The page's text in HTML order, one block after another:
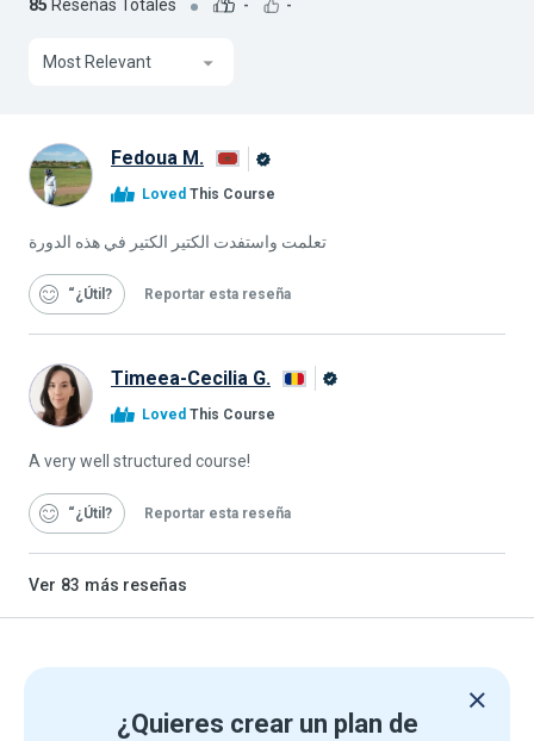
85 Reseñas Totales - -
Most Relevant
Fedoua M.
Alison
Loved This Course
تعلمت واستفدت الكتير الكتير في هذه الدورة
“¿Útil Reportar esta reseña
Timeea-Cecilia G.
Loved This Course
A very well structured course!
“¿Útil Reportar esta reseña
Ver 83 más reseñas
¿Quieres crear un plan de